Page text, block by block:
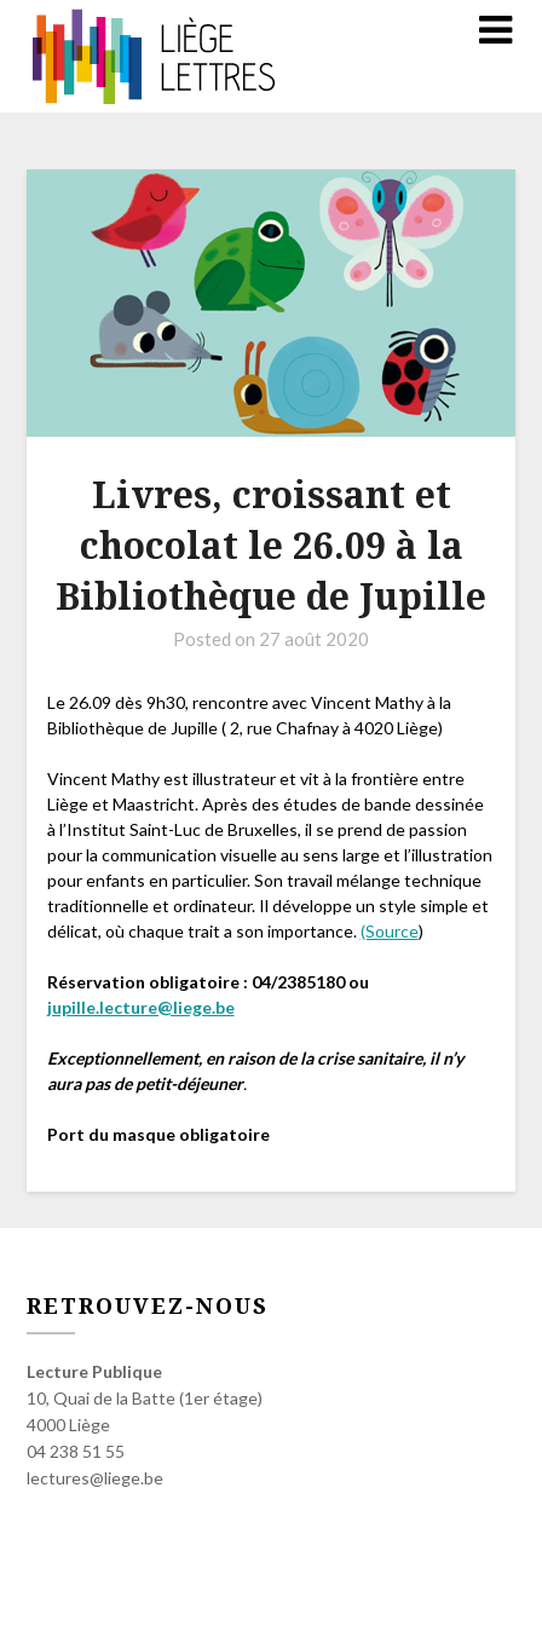
Livres, croissant et
chocolat le 26.09 à la
Bibliothèque de Jupille
Posted on 27 août 2020
Le 26.09 dès 9h30, rencontre avec Vincent Mathy à la
Bibliothèque de Jupille ( 2, rue Chafnay à 4020 Liège)
Vincent Mathy est illustrateur et vit à la frontière entre
Liège et Maastricht. Après des études de bande dessinée
à l’Institut Saint-Luc de Bruxelles, il se prend de passion
pour la communication visuelle au sens large et l’illustration
pour enfants en particulier. Son travail mélange technique
traditionnelle et ordinateur. Il développe un style simple et
délicat, où chaque trait a son importance.(Source)
Réservation obligatoire : 04/2385180 ou
jupille.lecture@liege.be
Exceptionnellement, en raison de la crise sanitaire, il n’y
aura pas de petit-déjeuner.
Port du masque obligatoire
RETROUVEZ-NOUS
Lecture Publique
10, Quai de la Batte (1er étage)
4000 Liège
04 238 51 55
lectures@liege.be